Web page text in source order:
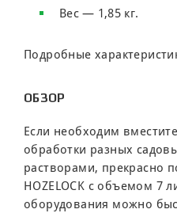
Вес — 1,85 кг.
Подробные
ОБЗОР
Если необходим
обработки разных
растворами, прекрасно
HOZELOCK с объемом 7
оборудования можно